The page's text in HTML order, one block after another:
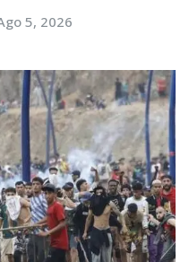
5, 2026